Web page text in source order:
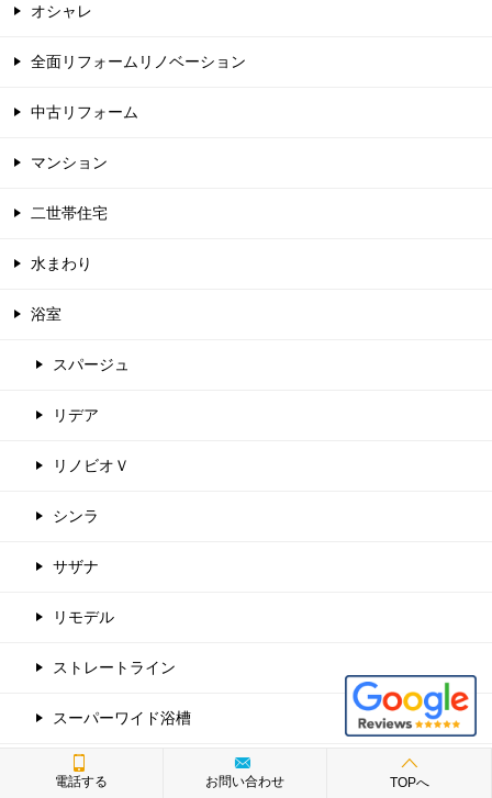
オシャレ
全面リフォームリノベーション
中古リフォーム
マンション
二世帯住宅
水まわり
浴室
スパージュ
リデア
リノビオＶ
シンラ
サザナ
リモデル
ストレートライン
スーパーワイド浴槽
ラウンド浴槽
電話する お問い合わせ TOPへ